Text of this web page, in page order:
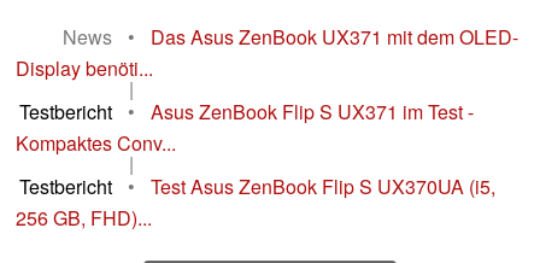
News
•
Das Asus ZenBook UX371 mit dem OLED-
Display benöti...
|
Testbericht
•
Asus ZenBook Flip S UX371 im Test -
Kompaktes Conv...
|
Testbericht
•
Test Asus ZenBook Flip S UX370UA (i5,
256 GB, FHD)...